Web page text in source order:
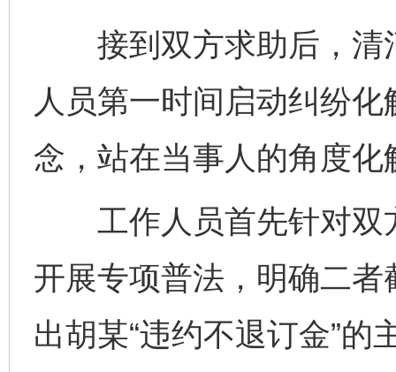
接到双方求助后，清
人员第一时间启动纠纷化
念，站在当事人的角度化
工作人员首先针对双方
开展专项普法，明确二
出胡某“违约不退订金”